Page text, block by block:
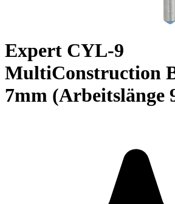
Expert CYL-9
MultiConstruction
7mm (Arbeitslänge